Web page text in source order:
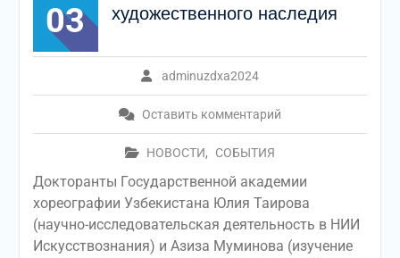
03
художественного наследия
adminuzdxa2024
Оставить комментарий
НОВОСТИ, СОБЫТИЯ
Докторанты Государственной академии
хореографии Узбекистана Юлия Таирова
(научно-исследовательская деятельность в НИИ
Искусствознания) и Азиза Муминова (изучение